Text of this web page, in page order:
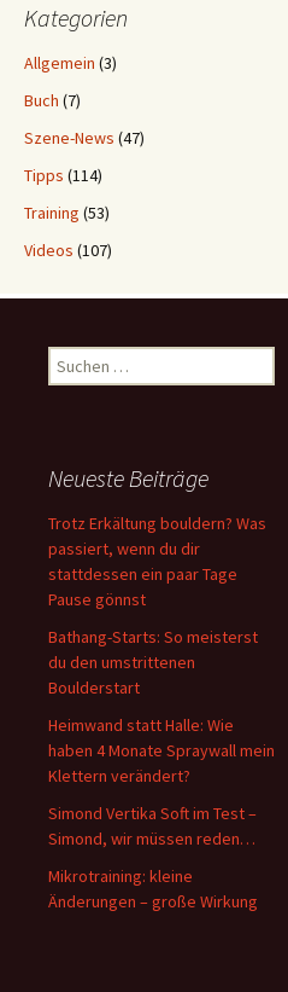
Kategorien
Allgemein (3)
Buch (7)
Szene-News (47)
Tipps (114)
Training (53)
Videos (107)
Suchen
nach:
Neueste Beiträge
Trotz Erkältung bouldern? Was
passiert, wenn du dir
stattdessen ein paar Tage
Pause gönnst
Bathang-Starts: So meisterst
du den umstrittenen
Boulderstart
Heimwand statt Halle: Wie
haben 4 Monate Spraywall mein
Klettern verändert?
Simond Vertika Soft im Test –
Simond, wir müssen reden…
Mikrotraining: kleine
Änderungen – große Wirkung